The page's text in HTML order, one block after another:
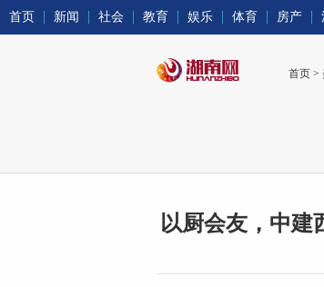
首页 新闻 社会 教育 娱乐 体育 房产
首页 >
以厨会友，中建